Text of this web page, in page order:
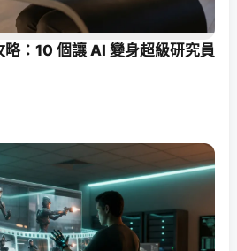
：10 個讓 AI 變身超級研究員